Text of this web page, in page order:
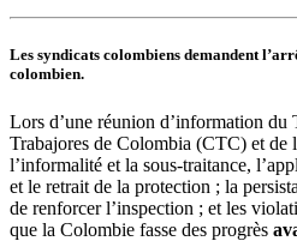
Email
Les syndicats colombiens demandent
colombien.
Lors d’une réunion d’information du
Trabajores de Colombia (CTC) et de
l’informalité et la sous-traitance,
et le retrait de la protection ; la
de renforcer l’inspection ; et les
que la Colombie fasse des progrès